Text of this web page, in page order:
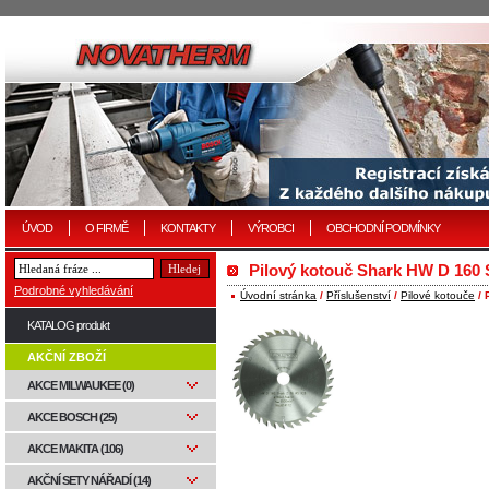
ÚVOD O FIRMĚ KONTAKTY VÝROBCI OBCHODNÍ PODMÍNKY
Pilový kotouč Shark HW D 160
Úvodní stránka / Příslušenství / Pilové kotouče /
Podrobné vyhledávání
KATALOG produkt
AKČNÍ ZBOŽÍ
AKCE MILWAUKEE (0)
AKCE BOSCH (25)
AKCE MAKITA (106)
AKČNÍ SETY NÁŘADÍ (14)